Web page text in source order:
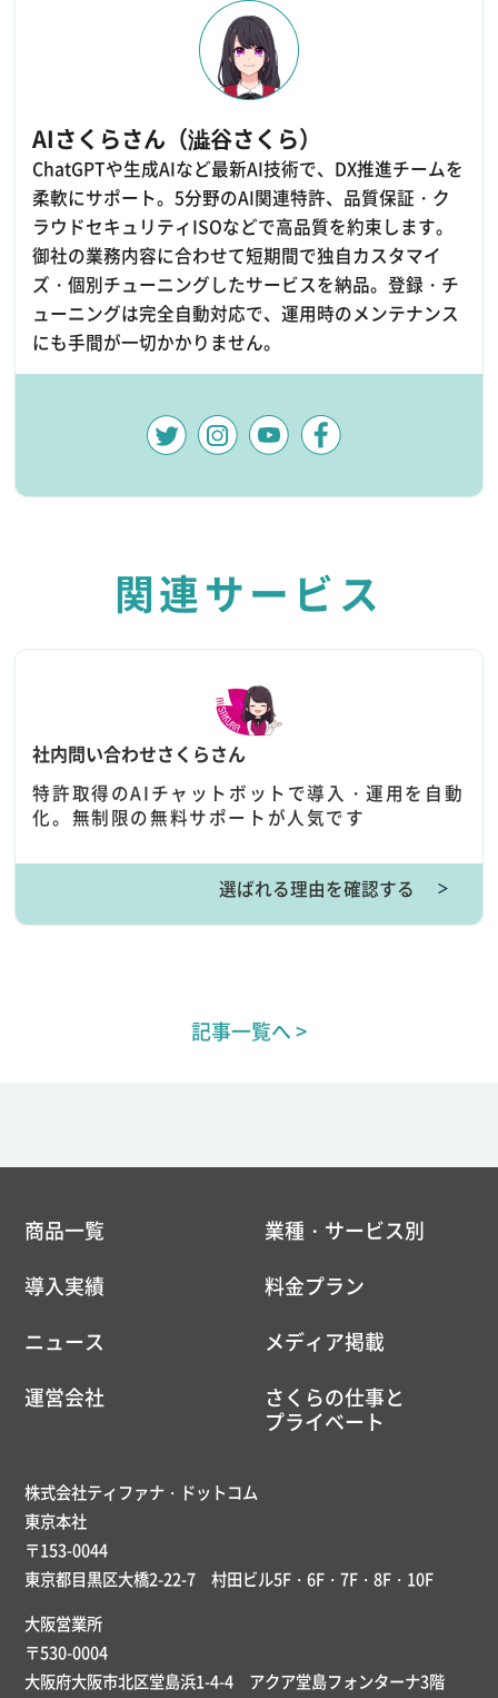
AIさくらさん（澁谷さくら）
ChatGPTや生成AIなど最新AI技術で、DX推進チームを
柔軟にサポート。5分野のAI関連特許、品質保証・ク
ラウドセキュリティISOなどで高品質を約束します。
御社の業務内容に合わせて短期間で独自カスタマイ
ズ・個別チューニングしたサービスを納品。登録・チ
ューニングは完全自動対応で、運用時のメンテナンス
にも手間が一切かかりません。
関連サービス
社内問い合わせさくらさん
特許取得のAIチャットボットで導入・運用を自動
化。無制限の無料サポートが人気です
選ばれる理由を確認する ＞
記事一覧へ >
商品一覧
業種・サービス別
導入実績
料金プラン
ニュース
メディア掲載
運営会社
さくらの仕事と
プライベート
株式会社ティファナ・ドットコム
東京本社
〒153-0044
東京都目黒区大橋2-22-7 村田ビル5F・6F・7F・8F・10F
大阪営業所
〒530-0004
大阪府大阪市北区堂島浜1-4-4 アクア堂島フォンターナ3階